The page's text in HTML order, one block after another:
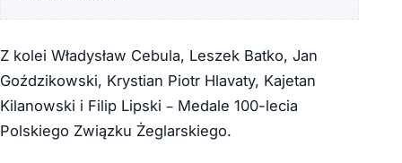
Z kolei Władysław Cebula, Leszek Batko, Jan
Goździkowski, Krystian Piotr Hlavaty, Kajetan
Kilanowski i Filip Lipski – Medale 100-lecia
Polskiego Związku Żeglarskiego.